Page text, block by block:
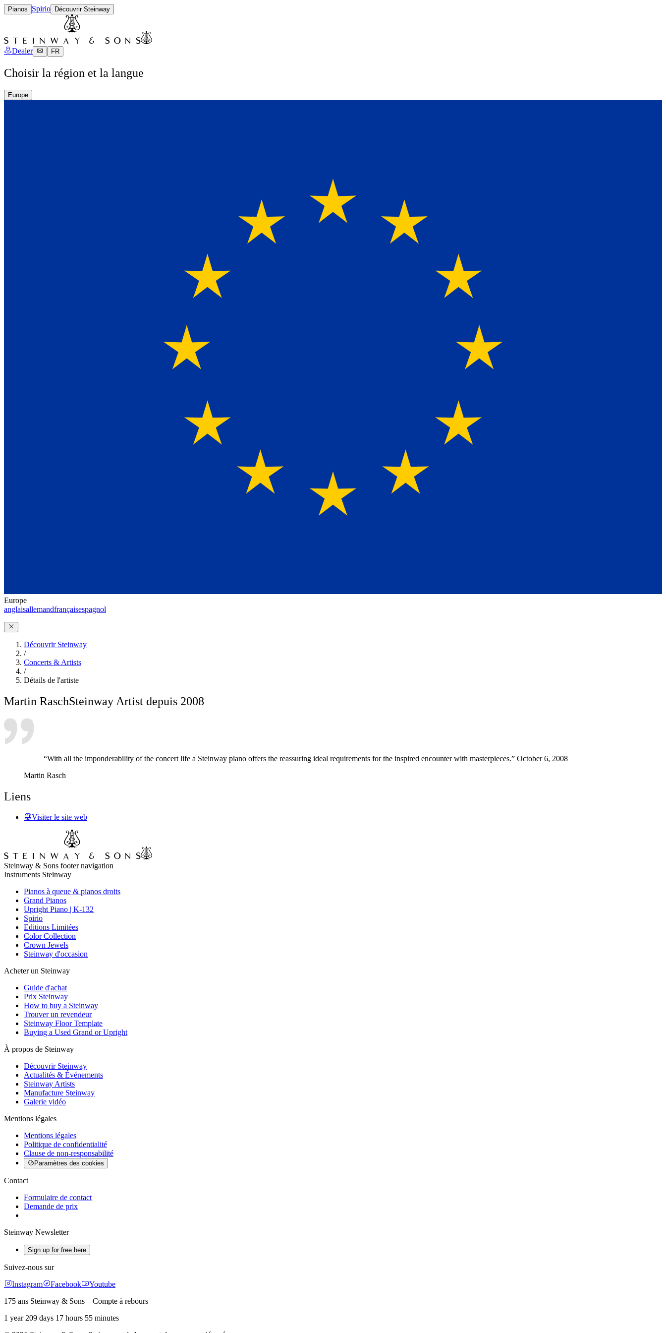
Pianos Spirio Découvrir Steinway
Dealer FR
Choisir la région et la langue
Europe
Europe
anglaisallemandfrançaisespagnol
Découvrir Steinway
/
Concerts & Artists
/
Détails de l'artiste
Martin RaschSteinway Artist depuis 2008
“With all the imponderability of the concert life a Steinway piano offers the reassuring ideal requirements for the inspired encounter with masterpieces.” October 6, 2008
Martin Rasch
Liens
Visiter le site web
Steinway & Sons footer navigation
Instruments Steinway
Pianos à queue & pianos droits
Grand Pianos
Upright Piano | K-132
Spirio
Editions Limitées
Color Collection
Crown Jewels
Steinway d'occasion
Acheter un Steinway
Guide d'achat
Prix Steinway
How to buy a Steinway
Trouver un revendeur
Steinway Floor Template
Buying a Used Grand or Upright
À propos de Steinway
Découvrir Steinway
Actualités & Événements
Steinway Artists
Manufacture Steinway
Galerie vidéo
Mentions légales
Mentions légales
Politique de confidentialité
Clause de non-responsabilité
Paramètres des cookies
Contact
Formulaire de contact
Demande de prix
Steinway Newsletter
Sign up for free here
Suivez-nous sur
Instagram
Facebook
Youtube
175 ans Steinway & Sons – Compte à rebours
1 year 209 days 17 hours 55 minutes